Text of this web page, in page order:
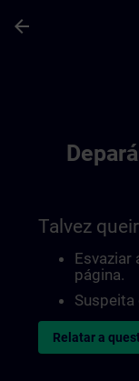
arrow_back
Talvez
Esvaziar
página.
Relatar a